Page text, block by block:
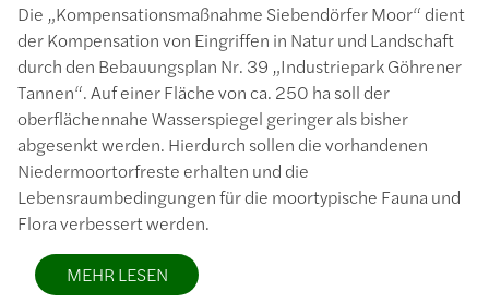
Die „Kompensationsmaßnahme Siebendörfer Moor“ dient
der Kompensation von Eingriffen in Natur und Landschaft
durch den Bebauungsplan Nr. 39 „Industriepark Göhrener
Tannen“. Auf einer Fläche von ca. 250 ha soll der
oberflächennahe Wasserspiegel geringer als bisher
abgesenkt werden. Hierdurch sollen die vorhandenen
Niedermoortorfreste erhalten und die
Lebensraumbedingungen für die moortypische Fauna und
Flora verbessert werden.
MEHR LESEN